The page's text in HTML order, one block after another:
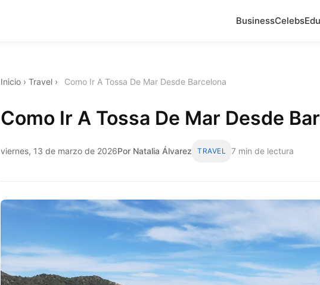
BusinessCelebs
Inicio › Travel › Como Ir A Tossa De Mar Desde Barcelona
Como Ir A Tossa De Mar Desde
viernes, 13 de marzo de 2026Por Natalia Álvarez TRAVEL 7 min de lectura